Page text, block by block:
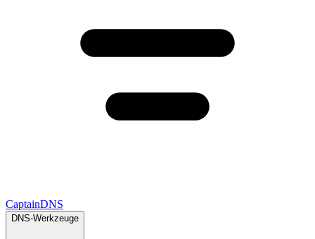
CaptainDNS
DNS-Werkzeuge